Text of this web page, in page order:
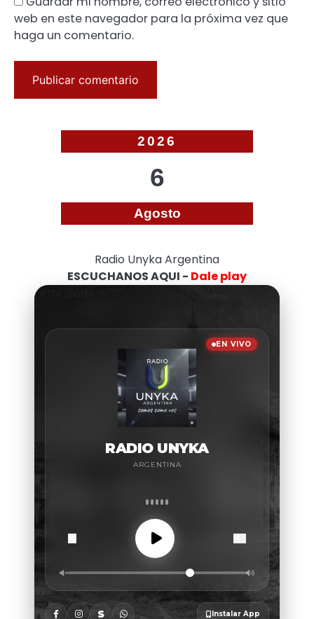
web en este navegador para la próxima vez que
haga un comentario.
2026
6
Agosto
Radio Unyka Argentina
ESCUCHANOS AQUI - Dale play